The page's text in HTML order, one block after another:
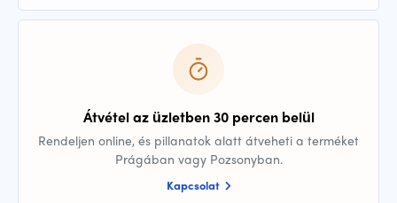
Átvétel az üzletben 30 percen belül
Rendeljen online, és pillanatok alatt átveheti a terméket
Prágában vagy Pozsonyban.
Kapcsolat